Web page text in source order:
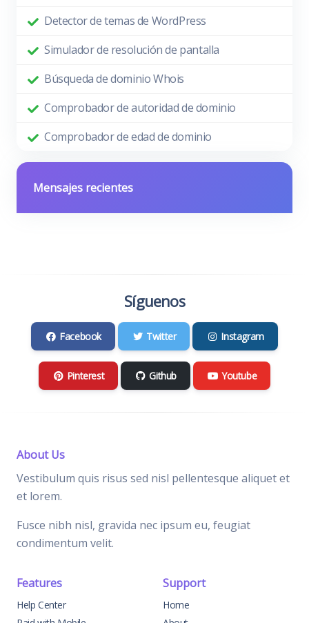
Detector de temas de WordPress
Simulador de resolución de pantalla
Búsqueda de dominio Whois
Comprobador de autoridad de dominio
Comprobador de edad de dominio
Mensajes recientes
Síguenos
Facebook Twitter Instagram
Pinterest Github Youtube
About Us
Vestibulum quis risus sed nisl pellentesque aliquet et
et lorem.
Fusce nibh nisl, gravida nec ipsum eu, feugiat
condimentum velit.
Features
Help Center
Support
Home